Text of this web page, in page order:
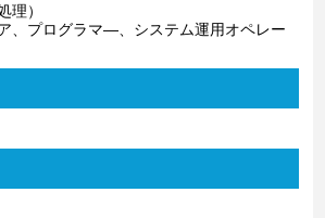
理）
、プログラマ―、システム運用オペレー